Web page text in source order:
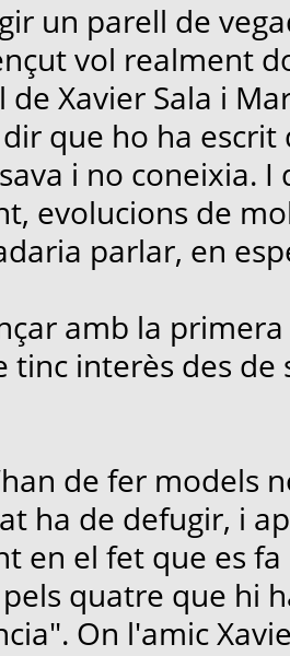
un parell de
vol realment
de Xavier Sala i
que ho ha
i no coneixia.
evolucions de
parlar, en
amb la
tinc interès des
de fer models
ha de defugir, i
en el fet que es
quatre que hi
On l'amic